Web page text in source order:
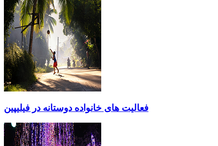
فعالیت های خانواده دوستانه در فیلیپین